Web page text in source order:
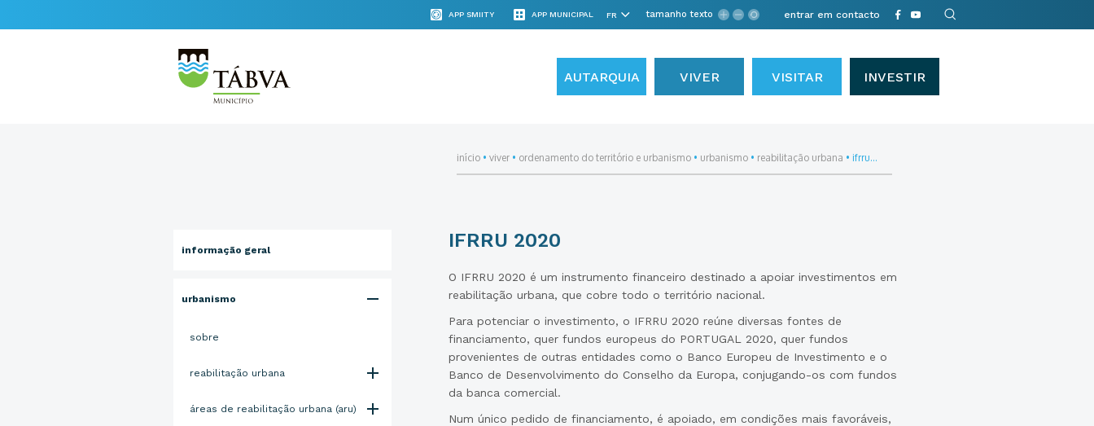
APP SMIITY APP MUNICIPAL tamanho texto entrar em contacto
AUTARQUIA VIVER VISITAR INVESTIR
informação geral
urbanismo
sobre
reabilitação urbana
áreas de reabilitação urbana (aru)
início•viver• ordenamento do território e urbanismo• urbanismo• reabilitação urbana • ifrru...
IFRRU 2020
O IFRRU 2020 é um instrumento financeiro destinado a apoiar investimentos em
reabilitação urbana, que cobre todo o território nacional.
Para potenciar o investimento, o IFRRU 2020 reúne diversas fontes de
financiamento, quer fundos europeus do PORTUGAL 2020, quer fundos
provenientes de outras entidades como o Banco Europeu de Investimento e o
Banco de Desenvolvimento do Conselho da Europa, conjugando-os com fundos
da banca comercial.
Num único pedido de financiamento, é apoiado, em condições mais favoráveis,